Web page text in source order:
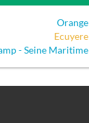
Orange
Ecuyere
- Seine Maritime